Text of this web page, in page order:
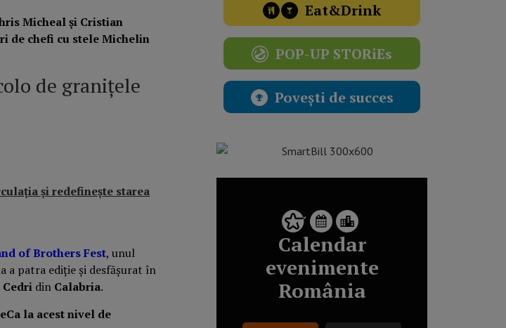
Micheal și Cristian
de chefi cu stele Michelin
de granițele
și redefinește starea
of Brothers Fest, unul
a patra ediție și desfășurat în
din Calabria.
la acest nivel de
Eat&Drink
POP-UP STORiEs
Povești de succes
Calendar
evenimente
România